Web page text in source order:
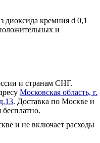
диоксида кремния d 0,1
и
и странам СНГ.
Московская область, г.
. Доставка по Москве и
бесплатно.
и не включает расходы